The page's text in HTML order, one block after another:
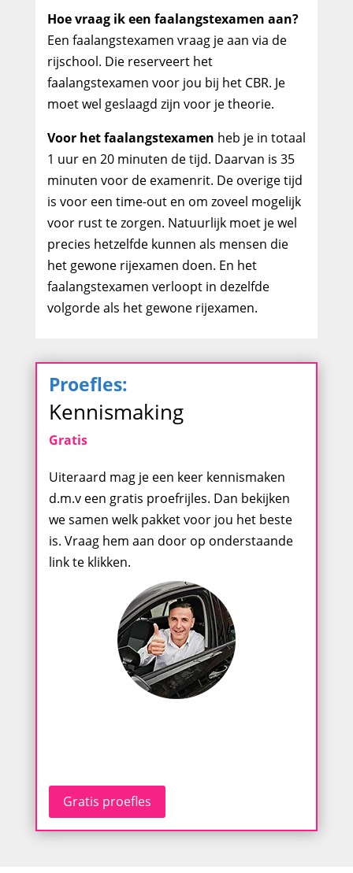
Hoe vraag ik een faalangstexamen aan?
Een faalangstexamen vraag je aan via de
rijschool. Die reserveert het
faalangstexamen voor jou bij het CBR. Je
moet wel geslaagd zijn voor je theorie.
Voor het faalangstexamen heb je in totaal
1 uur en 20 minuten de tijd. Daarvan is 35
minuten voor de examenrit. De overige tijd
is voor een time-out en om zoveel mogelijk
voor rust te zorgen. Natuurlijk moet je wel
precies hetzelfde kunnen als mensen die
het gewone rijexamen doen. En het
faalangstexamen verloopt in dezelfde
volgorde als het gewone rijexamen.
Proefles:
Kennismaking
Gratis
Uiteraard mag je een keer kennismaken
d.m.v een gratis proefrijles. Dan bekijken
we samen welk pakket voor jou het beste
is. Vraag hem aan door op onderstaande
link te klikken.
Gratis proefles